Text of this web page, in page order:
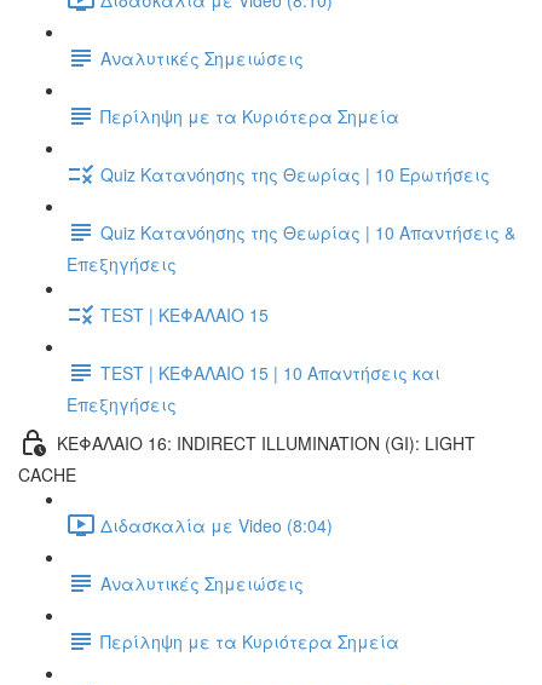
Αναλυτικές Σημειώσεις
Περίληψη με τα Κυριότερα Σημεία
Quiz Κατανόησης της Θεωρίας | 10 Ερωτήσεις
Quiz Κατανόησης της Θεωρίας | 10 Απαντήσεις &
Επεξηγήσεις
TEST | ΚΕΦΑΛΑΙΟ 15
TEST | ΚΕΦΑΛΑΙΟ 15 | 10 Απαντήσεις και
Επεξηγήσεις
ΚΕΦΑΛΑΙΟ 16: INDIRECT ILLUMINATION (GI): LIGHT
CACHE
Διδασκαλία με Video (8:04)
Αναλυτικές Σημειώσεις
Περίληψη με τα Κυριότερα Σημεία